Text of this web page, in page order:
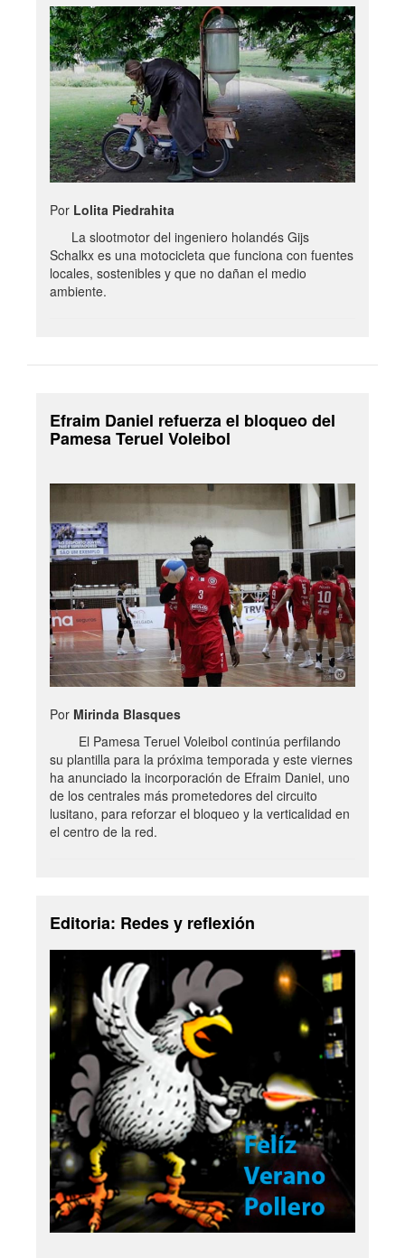
Por Lolita Piedrahita
La slootmotor del ingeniero holandés Gijs
Schalkx es una motocicleta que funciona con fuentes
locales, sostenibles y que no dañan el medio
ambiente.
Efraim Daniel refuerza el bloqueo del
Pamesa Teruel Voleibol
Por Mirinda Blasques
El Pamesa Teruel Voleibol continúa perfilando
su plantilla para la próxima temporada y este viernes
ha anunciado la incorporación de Efraim Daniel, uno
de los centrales más prometedores del circuito
lusitano, para reforzar el bloqueo y la verticalidad en
el centro de la red.
Editoria: Redes y reflexión